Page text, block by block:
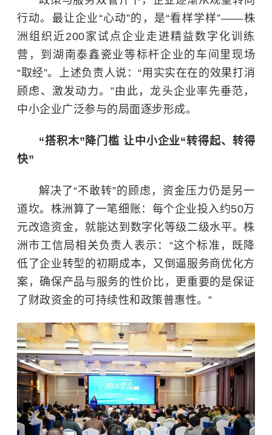
行动。最让企业“心动”的，是“看样学样”——株
洲组织近200家试点企业走进精益数字化训练
营，到湖南泰鑫瓷业等标杆企业的车间里现场
“取经”。上述负责人说：“用实实在在的效果打消
顾虑、激发动力。”由此，龙头企业率先垂范，
中小企业广泛参与的局面逐步形成。
“搭积木”降门槛 让中小企业“转得起、转得
快”
解决了“不敢转”的顾虑，资金压力仍是另一
道坎。株洲算了一笔细账：每个企业投入约50万
元改造资金，就能达到数字化等级二级水平。株
洲市工信局相关负责人表示：“这个标准，既降
低了企业转型的初期成本，又倒逼服务商优化方
案，确保产品与服务的性价比，更重要的是保证
了财政资金的可持续性和政策普惠性。”